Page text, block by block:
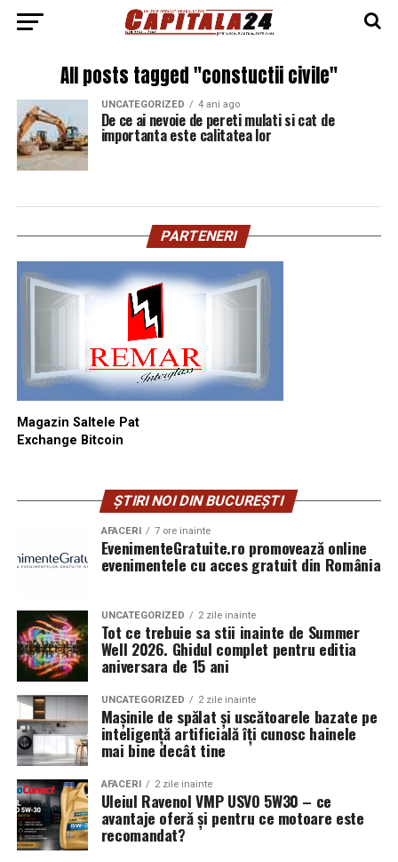
All posts tagged "constuctii civile"
UNCATEGORIZED 4 ani ago
De ce ai nevoie de pereti mulati si cat de
importanta este calitatea lor
PARTENERI
Magazin Saltele Pat
Exchange Bitcoin
ȘTIRI NOI DIN BUCUREȘTI
AFACERI 7 ore inainte
EvenimenteGratuite.ro promovează online
evenimentele cu acces gratuit din România
UNCATEGORIZED 2 zile inainte
Tot ce trebuie sa stii inainte de Summer
Well 2026. Ghidul complet pentru editia
aniversara de 15 ani
UNCATEGORIZED 2 zile inainte
Mașinile de spălat și uscătoarele bazate pe
inteligență artificială îți cunosc hainele
mai bine decât tine
AFACERI 2 zile inainte
Uleiul Ravenol VMP USVO 5W30 – ce
avantaje oferă și pentru ce motoare este
recomandat?